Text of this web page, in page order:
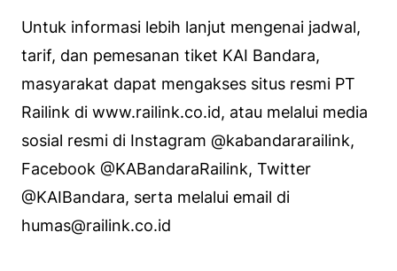
Untuk informasi lebih lanjut mengenai jadwal,
tarif, dan pemesanan tiket KAI Bandara,
masyarakat dapat mengakses situs resmi PT
Railink di www.railink.co.id, atau melalui media
sosial resmi di Instagram @kabandararailink,
Facebook @KABandaraRailink, Twitter
@KAIBandara, serta melalui email di
humas@railink.co.id